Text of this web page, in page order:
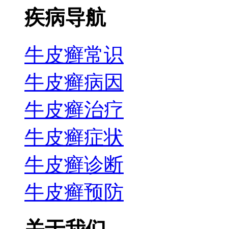
疾病导航
牛皮癣常识
牛皮癣病因
牛皮癣治疗
牛皮癣症状
牛皮癣诊断
牛皮癣预防